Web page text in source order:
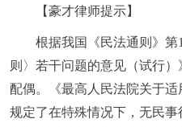
【豪才律师提示】
根据我国《民法通则》第
则〉若干问题的意见（试行
配偶。《最高人民法院关于
规定了在特殊情况下，无民